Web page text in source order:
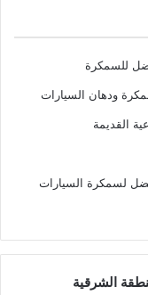
للسمكرة
ودهان السيارات
القديمة
لسمكرة السيارات
الشرقية